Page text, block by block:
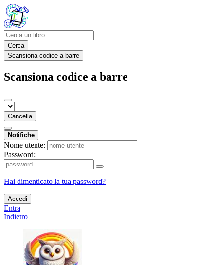
Cerca
Scansiona codice a barre
Scansiona codice a barre
Cancella
Notifiche
Nome utente:
Password:
Hai dimenticato la tua password?
Accedi
Entra
Indietro